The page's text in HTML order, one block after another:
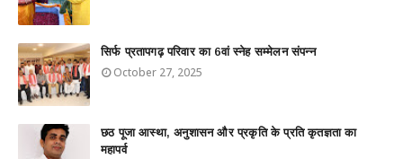
सिर्फ प्रतापगढ़ परिवार का 6वां स्नेह सम्मेलन संपन्न
October 27, 2025
छठ पूजा आस्था, अनुशासन और प्रकृति के प्रति कृतज्ञता का
महापर्व